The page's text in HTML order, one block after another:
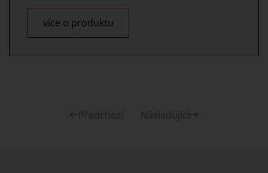
více o produktu
Předchozí Následující